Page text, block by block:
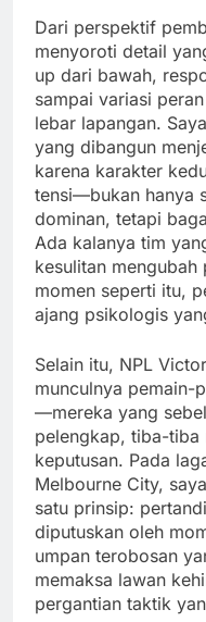
Dari perspektif
menyoroti detail
up dari bawah,
sampai variasi
lebar lapangan.
yang dibangun
karena karakter
tensi—bukan hanya
dominan, tetapi
Ada kalanya tim
kesulitan
momen seperti itu,
ajang psikologis
Selain itu, NPL
munculnya pemain-
—mereka yang
pelengkap, tiba-tiba
keputusan. Pada
Melbourne City,
satu prinsip:
diputuskan oleh
umpan terobosan
memaksa lawan
pergantian taktik